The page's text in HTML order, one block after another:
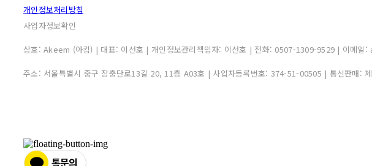
개인정보처리방침
사업자정보확인
상호: Akeem (아킴) | 대표: 이선호 | 개인정보관리책임자: 이선호 | 전화: 0507-1309-9529 | 이메
주소: 서울특별시 중구 장충단로13길 20, 11층 A03호 | 사업자등록번호: 374-51-00505 | 통신판매: